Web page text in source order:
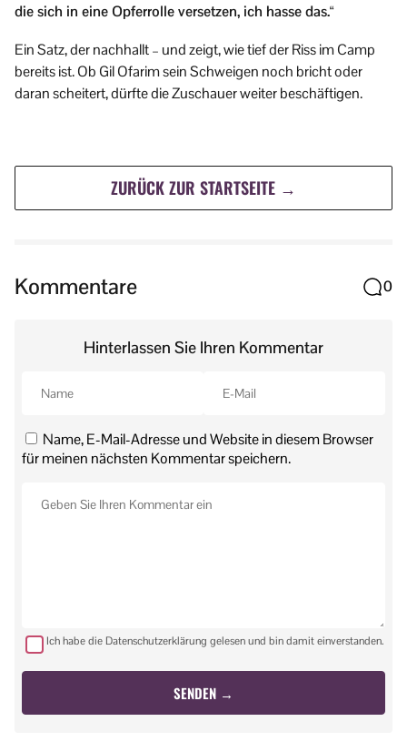
die sich in eine Opferrolle versetzen, ich hasse das.“
Ein Satz, der nachhallt – und zeigt, wie tief der Riss im Camp
bereits ist. Ob Gil Ofarim sein Schweigen noch bricht oder
daran scheitert, dürfte die Zuschauer weiter beschäftigen.
ZURÜCK ZUR STARTSEITE →
Kommentare 0
Hinterlassen Sie Ihren Kommentar
Name, E-Mail-Adresse und Website in diesem Browser
für meinen nächsten Kommentar speichern.
Ich habe die Datenschutzerklärung gelesen und bin damit einverstanden.